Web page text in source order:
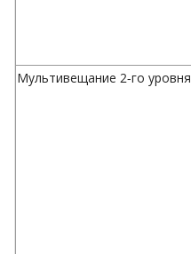
Мультивещание 2-го уровня